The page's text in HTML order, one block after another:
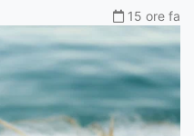
15 ore fa